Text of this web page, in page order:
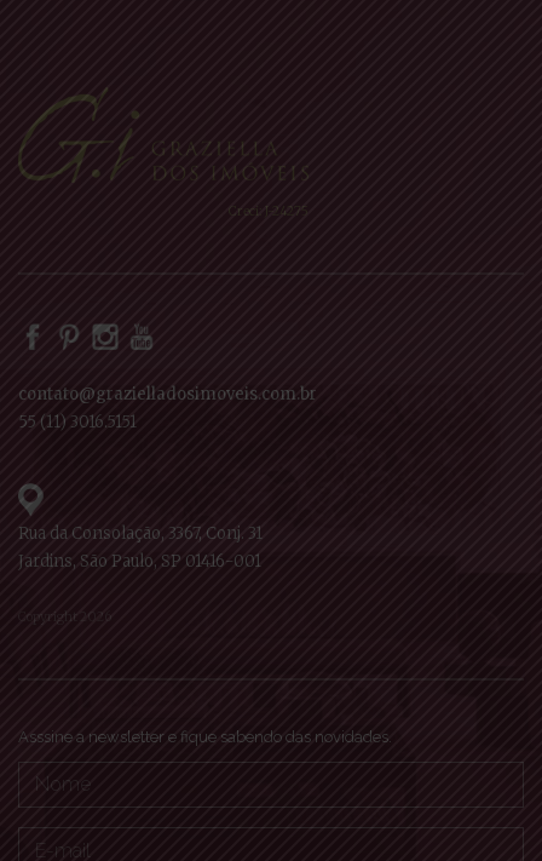
Creci: J-24275
contato@grazielladosimoveis.com.br
55 (11) 3016.5151
Rua da Consolação, 3367, Conj. 31
Jardins, São Paulo, SP 01416-001
Copyright 2026
Asssine a newsletter e fique sabendo das novidades.